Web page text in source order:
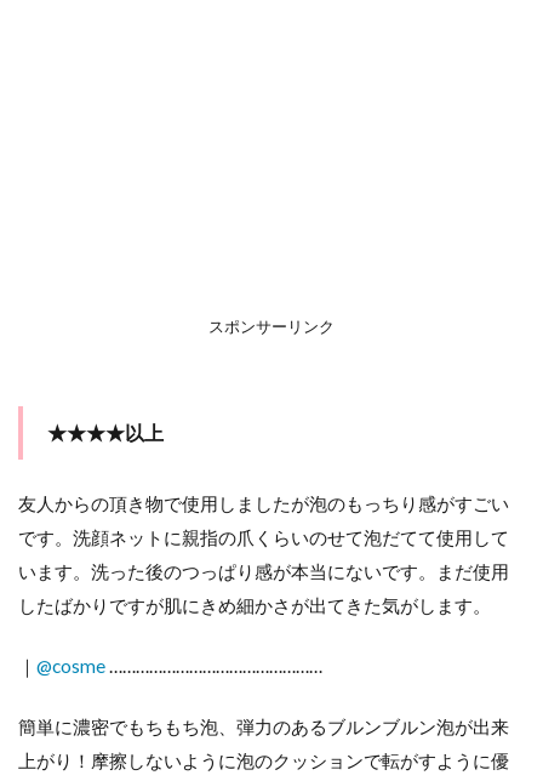
スポンサーリンク
★★★★以上
友人からの頂き物で使用しましたが泡のもっちり感がすごい
です。洗顔ネットに親指の爪くらいのせて泡だてて使用して
います。洗った後のつっぱり感が本当にないです。まだ使用
したばかりですが肌にきめ細かさが出てきた気がします。
｜ @cosme…………………………………………
簡単に濃密でもちもち泡、弾力のあるブルンブルン泡が出来
上がり！摩擦しないように泡のクッションで転がすように優